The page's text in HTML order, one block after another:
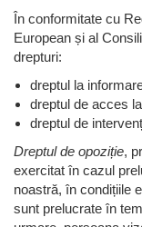
În conformitate cu
European și al
drepturi:
dreptul la
dreptul de acces
dreptul de
Dreptul de opoziție,
exercitat în cazul
noastră, în condițiile
sunt prelucrate în